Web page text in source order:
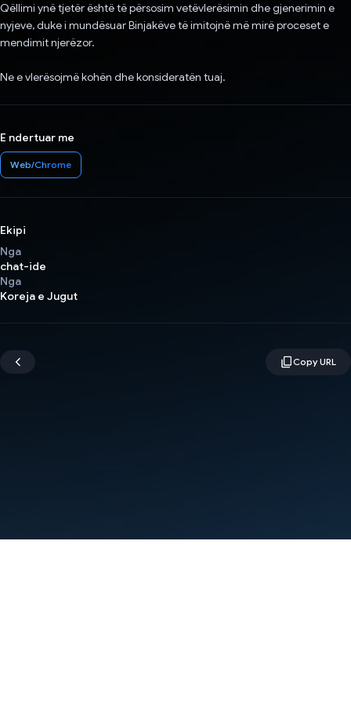
Qëllimi ynë tjetër është të përsosim vetëvlerësimin dhe gjenerimin e
nyjeve, duke i mundësuar Binjakëve të imitojnë më mirë proceset e
mendimit njerëzor.
Ne e vlerësojmë kohën dhe konsideratën tuaj.
E ndertuar me
Web/Chrome
Ekipi
Nga
chat-ide
Nga
Koreja e Jugut